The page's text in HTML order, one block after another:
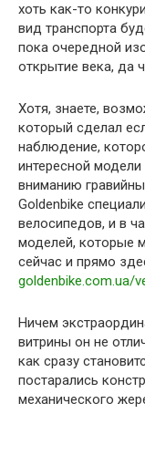
хоть как-то
вид транспорта
пока очередной
открытие века, да
Хотя, знаете,
который сделал
наблюдение,
интересной
вниманию
Goldenbike
велосипедов, и в
моделей, которые
сейчас и прямо
goldenbike.com.ua/
Ничем
витрины он не
как сразу
постарались
механического